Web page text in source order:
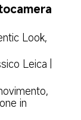
Look,
Leica |
in